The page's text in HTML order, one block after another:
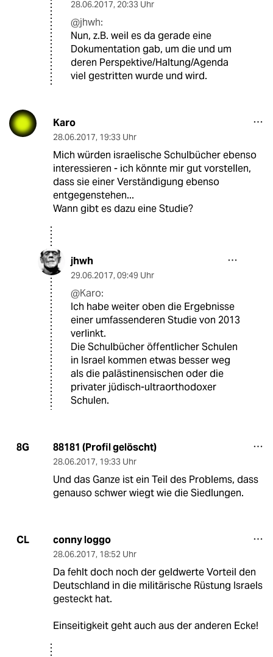
28.06.2017, 20:33 Uhr
@jhwh:
Nun, z.B. weil es da gerade eine
Dokumentation gab, um die und um
deren Perspektive/Haltung/Agenda
viel gestritten wurde und wird.
Karo
28.06.2017, 19:33 Uhr
Mich würden israelische Schulbücher ebenso
interessieren - ich könnte mir gut vorstellen,
dass sie einer Verständigung ebenso
entgegenstehen...
Wann gibt es dazu eine Studie?
jhwh
29.06.2017, 09:49 Uhr
@Karo:
Ich habe weiter oben die Ergebnisse
einer umfassenderen Studie von 2013
verlinkt.
Die Schulbücher öffentlicher Schulen
in Israel kommen etwas besser weg
als die palästinensischen oder die
privater jüdisch-ultraorthodoxer
Schulen.
8G 88181 (Profil gelöscht)
28.06.2017, 19:33 Uhr
Und das Ganze ist ein Teil des Problems, dass
genauso schwer wiegt wie die Siedlungen.
CL conny loggo
28.06.2017, 18:52 Uhr
Da fehlt doch noch der geldwerte Vorteil den
Deutschland in die militärische Rüstung Israels
gesteckt hat.
Einseitigkeit geht auch aus der anderen Ecke!